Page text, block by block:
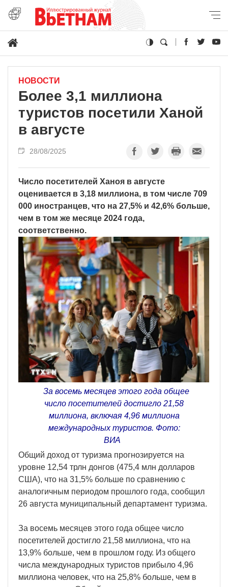
НОВОСТИ
Более 3,1 миллиона
туристов посетили Ханой
в августе
28/08/2025
Число посетителей Ханоя в августе
оценивается в 3,18 миллиона, в том числе 709
000 иностранцев, что на 27,5% и 42,6% больше,
чем в том же месяце 2024 года,
соответственно.
За восемь месяцев этого года общее
число посетителей достигло 21,58
миллиона, включая 4,96 миллиона
международных туристов. Фото:
ВИA
Общий доход от туризма прогнозируется на
уровне 12,54 трлн донгов (475,4 млн долларов
США), что на 31,5% больше по сравнению с
аналогичным периодом прошлого года, сообщил
26 августа муниципальный департамент туризма.
За восемь месяцев этого года общее число
посетителей достигло 21,58 миллиона, что на
13,9% больше, чем в прошлом году. Из общего
числа международных туристов прибыло 4,96
миллиона человек, что на 25,8% больше, чем в